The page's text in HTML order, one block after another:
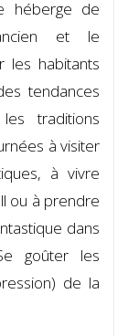
héberge de
et le
les habitants
tendances
traditions
à visiter
à vivre
ou à prendre
dans
goûter les
de la